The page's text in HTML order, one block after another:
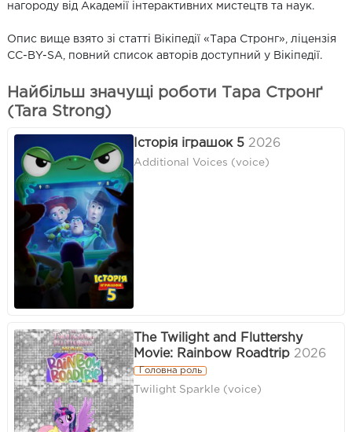
нагороду від Академії інтерактивних мистецтв та наук.
Опис вище взято зі статті Вікіпедії «Тара Стронг», ліцензія
CC-BY-SA, повний список авторів доступний у Вікіпедії.
Найбільш значущі роботи Тара Стронґ
(Tara Strong)
Історія іграшок 5 2026
Additional Voices (voice)
The Twilight and Fluttershy
Movie: Rainbow Roadtrip 2026
Головна роль
Twilight Sparkle (voice)